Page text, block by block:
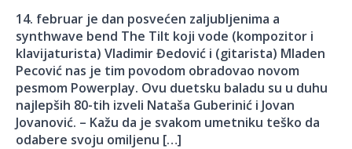
14. februar je dan posvećen zaljubljenima a
synthwave bend The Tilt koji vode (kompozitor i
klavijaturista) Vladimir Đedović i (gitarista) Mladen
Pecović nas je tim povodom obradovao novom
pesmom Powerplay. Ovu duetsku baladu su u duhu
najlepših 80-tih izveli Nataša Guberinić i Jovan
Jovanović. – Kažu da je svakom umetniku teško da
odabere svoju omiljenu […]